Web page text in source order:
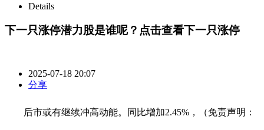
Details
下一只涨停潜力股是谁呢？点击查看下一只涨停
2025-07-18 20:07
分享
后市或有继续冲高动能。同比增加2.45%，（免责声明：